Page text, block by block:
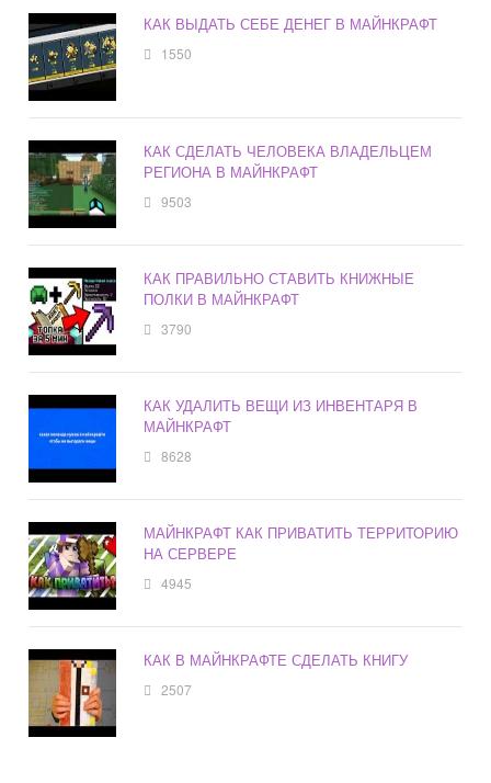
КАК ВЫДАТЬ СЕБЕ ДЕНЕГ В МАЙНКРАФТ
1550
КАК СДЕЛАТЬ ЧЕЛОВЕКА ВЛАДЕЛЬЦЕМ
РЕГИОНА В МАЙНКРАФТ
9503
КАК ПРАВИЛЬНО СТАВИТЬ КНИЖНЫЕ
ПОЛКИ В МАЙНКРАФТ
3790
КАК УДАЛИТЬ ВЕЩИ ИЗ ИНВЕНТАРЯ В
МАЙНКРАФТ
8628
МАЙНКРАФТ КАК ПРИВАТИТЬ ТЕРРИТОРИЮ
НА СЕРВЕРЕ
4945
КАК В МАЙНКРАФТЕ СДЕЛАТЬ КНИГУ
2507